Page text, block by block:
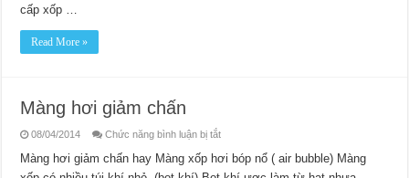
cấp xốp …
Read More »
Màng hơi giảm chấn
08/04/2014 Chức năng bình luận bị tắtở
hơi
giảm
Màng hơi giảm chấn hay Màng xốp hơi bóp nổ ( air bubble) Màng